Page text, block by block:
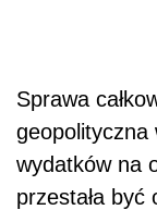
Sprawa
geopolityczna
wydatków na
przestała być